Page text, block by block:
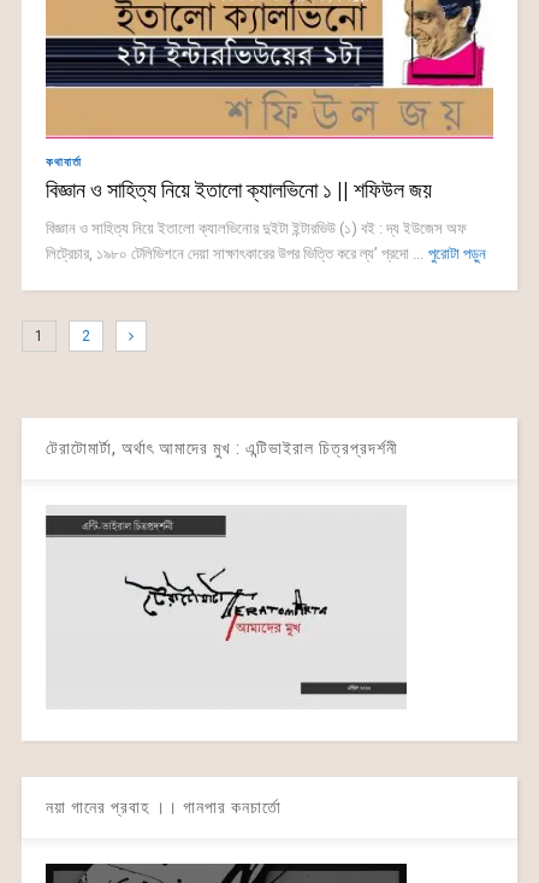
কথাবার্তা
বিজ্ঞান ও সাহিত্য নিয়ে ইতালো ক্যালভিনো ১ || শফিউল জয়
বিজ্ঞান ও সাহিত্য নিয়ে ইতালো ক্যালভিনোর দুইটা ইন্টারভিউ (১) বই : দ্য ইউজেস অফ
লিট্রেচার, ১৯৮০ টেলিভিশনে দেয়া সাক্ষাৎকারের উপর ভিত্তি করে ল্য’ প্রদো ... পুরোটা পড়ুন
1 2
টেরাটোমার্টা, অর্থাৎ আমাদের মুখ : এন্টিভাইরাল চিত্রপ্রদর্শনী
নয়া গানের প্রবাহ ।। গানপার কনচার্তো